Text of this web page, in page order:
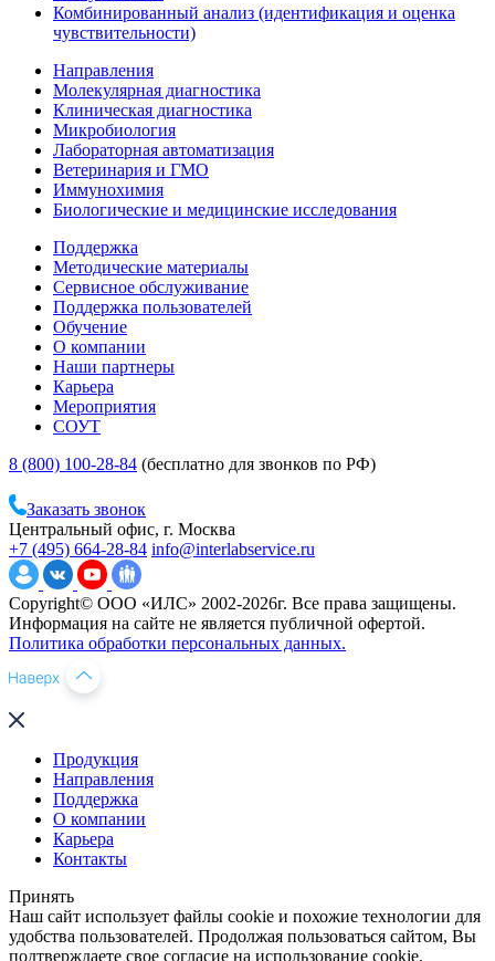
Комбинированный анализ (идентификация и оценка
чувствительности)
Направления
Молекулярная диагностика
Клиническая диагностика
Микробиология
Лабораторная автоматизация
Ветеринария и ГМО
Иммунохимия
Биологические и медицинские исследования
Поддержка
Методические материалы
Сервисное обслуживание
Поддержка пользователей
Обучение
О компании
Наши партнеры
Карьера
Мероприятия
СОУТ
8 (800) 100-28-84 (бесплатно для звонков по РФ)
Заказать звонок
Центральный офис, г. Москва
+7 (495) 664-28-84 info@interlabservice.ru
Copyright© ООО «ИЛС» 2002-2026г. Все права защищены.
Информация на сайте не является публичной офертой.
Политика обработки персональных данных.
Продукция
Направления
Поддержка
О компании
Карьера
Контакты
Принять
Наш сайт использует файлы cookie и похожие технологии для
удобства пользователей. Продолжая пользоваться сайтом, Вы
подтверждаете свое согласие на использование cookie.